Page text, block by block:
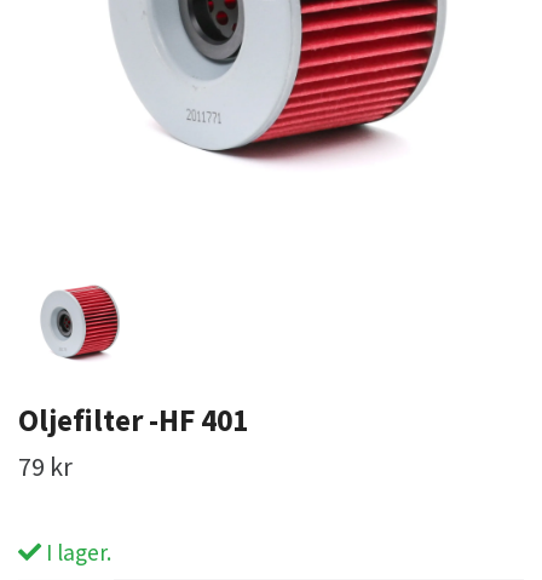
Oljefilter -HF 401
79 kr
I lager.